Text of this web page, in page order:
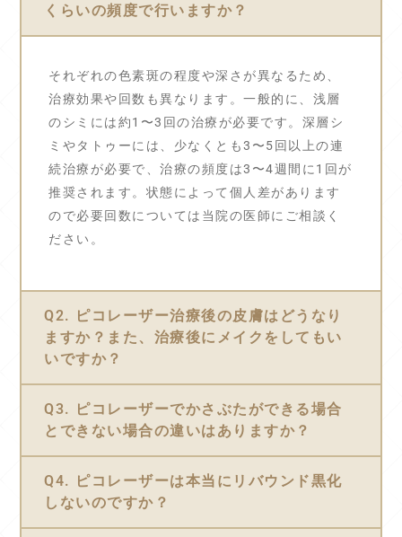
くらいの頻度で行いますか？
それぞれの色素斑の程度や深さが異なるため、
治療効果や回数も異なります。一般的に、浅層
のシミには約1〜3回の治療が必要です。深層シ
ミやタトゥーには、少なくとも3〜5回以上の連
続治療が必要で、治療の頻度は3〜4週間に1回が
推奨されます。状態によって個人差があります
ので必要回数については当院の医師にご相談く
ださい。
Q2. ピコレーザー治療後の皮膚はどうなり
ますか？また、治療後にメイクをしてもい
いですか？
Q3. ピコレーザーでかさぶたができる場合
とできない場合の違いはありますか？
Q4. ピコレーザーは本当にリバウンド黒化
しないのですか？